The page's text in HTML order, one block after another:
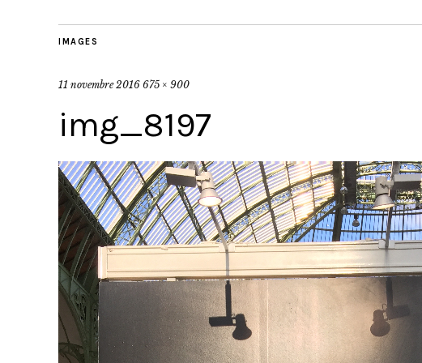
IMAGES
11 novembre 2016 675 × 900
img_8197